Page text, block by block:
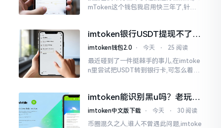
mToken这个钱包我启用快三年了,针对
我也疑惑过一阵子
imtoken银行USDT提现不了？
这几个法子能帮你搞定
imtoken钱包2.0 ⋅ 今天 ⋅ 25 阅读
最近碰到了一件挺棘手的事儿,在imtoke
n里尝试把USDT转到银行卡,可怎么着都
么时长
imtoken能识别黑u吗？老玩家
告诉你真相
imtoken中文版下载 ⋅ 今天 ⋅ 30 阅读
币圈混久之人,谁人不曾遇此问题,imtoke